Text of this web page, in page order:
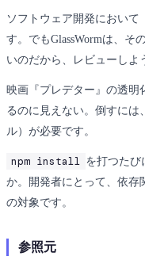
ソフトウェア開発におい
す。でもGlassWormは、そ
いのだから、レビューしよ
映画『プレデター』の透明
るのに見えない。倒すには
ル）が必要です。
npm install を打つたび
か。開発者にとって、依存
の対象です。
参照元